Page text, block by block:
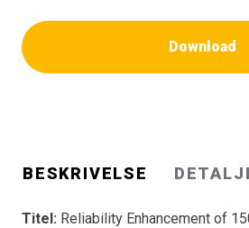
Download
BESKRIVELSE
Titel: Reliability Enhancement of